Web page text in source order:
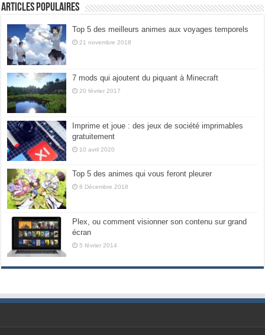
Articles populaires
Top 5 des meilleurs animes aux voyages temporels
21 novembre 2018
7 mods qui ajoutent du piquant à Minecraft
20 février 2017
Imprime et joue : des jeux de société imprimables
gratuitement
10 avril 2020
Top 5 des animes qui vous feront pleurer
8 Décembre 2018
Plex, ou comment visionner son contenu sur grand
écran
5 février 2014